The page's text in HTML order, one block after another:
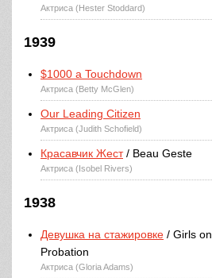
Актриса (Hester Stoddard)
1939
$1000 a Touchdown
Актриса (Betty McGlen)
Our Leading Citizen
Актриса (Judith Schofield)
Красавчик Жест/ Beau Geste
Актриса (Isobel Rivers)
1938
Девушка на стажировке / Girls on
Probation
Актриса (Gloria Adams)